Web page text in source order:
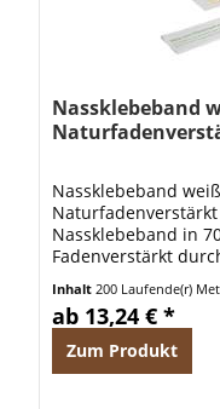
Nassklebeband
Nassklebeband
Nassklebeband in
Fadenverstärkt
Grammatur: 70g/
Inhalt 200 Laufende(r)
ab 13,24 € *
Zum Produkt